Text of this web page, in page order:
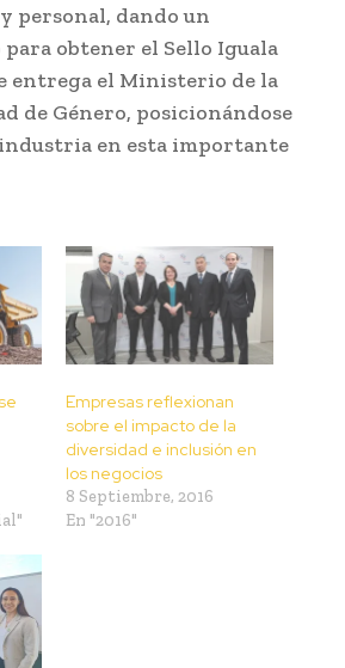
personal, dando un
obtener el Sello Iguala
entrega el Ministerio de la
de Género, posicionándose
en esta importante
Empresas reflexionan
sobre el impacto de la
diversidad e inclusión en
los negocios
8 Septiembre, 2016
En "2016"